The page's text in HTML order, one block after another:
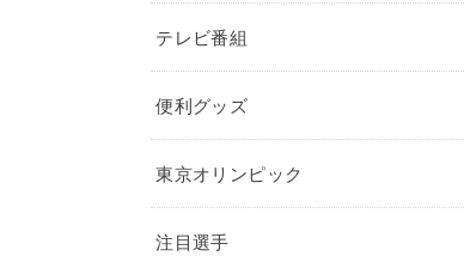
テレビ番組
便利グッズ
東京オリンピック
注目選手